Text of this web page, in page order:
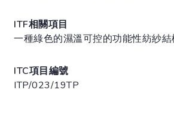
ITF相關項目
一種綠色的濕溫可控的功能性紡紗
ITC項目編號
ITP/023/19TP